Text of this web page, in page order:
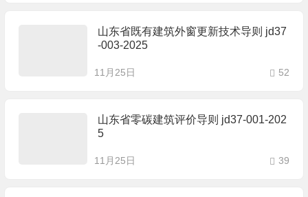
山东省既有建筑外窗更新技术导则 jd37
-003-2025
11月25日 52
山东省零碳建筑评价导则 jd37-001-202
5
11月25日 39